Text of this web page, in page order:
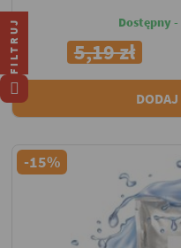
Dostępny
5,19 zł
-15%
FILTRUJ